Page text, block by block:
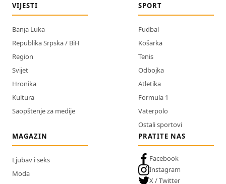
VIJESTI
Banja Luka
Republika Srpska / BiH
Region
Svijet
Hronika
Kultura
Saopštenje za medije
SPORT
Fudbal
Košarka
Tenis
Odbojka
Atletika
Formula 1
Vaterpolo
Ostali sportovi
MAGAZIN
Ljubav i seks
Moda
PRATITE NAS
Facebook
Instagram
X / Twitter